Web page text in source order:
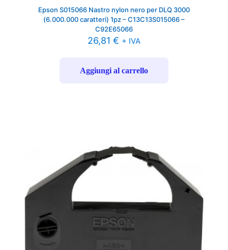
Epson S015066 Nastro nylon nero per DLQ 3000
(6.000.000 caratteri) 1pz – C13C13S015066 –
C92E65066
26,81 € + IVA
Aggiungi al carrello